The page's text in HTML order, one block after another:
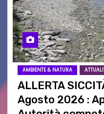
AMBIENTE & NATURA
ALLERTA
Agosto 2026 :